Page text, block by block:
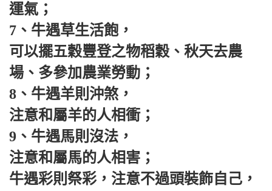
運氣；
7、牛遇草生活飽，
可以擺五穀豐登之物稻穀、秋天去農
場、多參加農業勞動；
8、牛遇羊則沖煞，
注意和屬羊的人相衝；
9、牛遇馬則沒法，
注意和屬馬的人相害；
牛遇彩則祭彩，注意不過頭裝飾自己，